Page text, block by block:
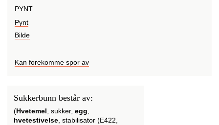
PYNT
Pynt
Bilde
Kan forekomme spor av
Sukkerbunn består av:
(Hvetemel, sukker,egg,
hvetestivelse, stabilisator (E422,